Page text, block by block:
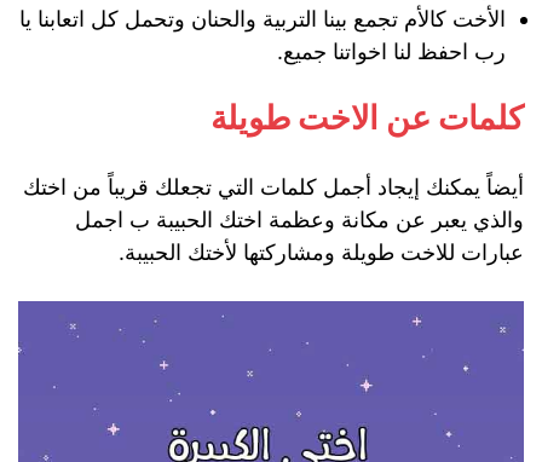
الأخت كالأم تجمع بينا التربية والحنان وتحمل كل اتعابنا يا
رب احفظ لنا اخواتنا جميع.
كلمات عن الاخت طويلة
أيضاً يمكنك إيجاد أجمل كلمات التي تجعلك قريباً من اختك
والذي يعبر عن مكانة وعظمة اختك الحبيبة ب اجمل
عبارات للاخت طويلة ومشاركتها لأختك الحبيبة.